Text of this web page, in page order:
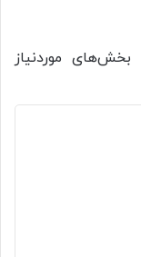
بخش‌های موردنیاز